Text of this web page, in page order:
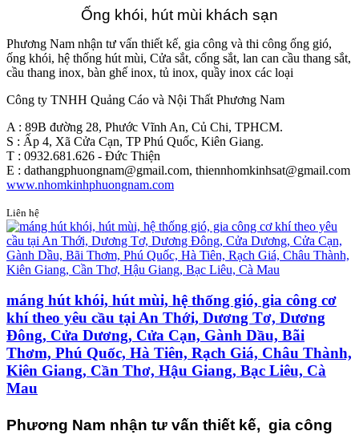
Ống khói, hút mùi khách sạn
Phương Nam nhận tư vấn thiết kế, gia công và thi công ống gió,
ống khói, hệ thống hút mùi, Cửa sắt, cổng sắt, lan can cầu thang sắt,
cầu thang inox, bàn ghế inox, tủ inox, quầy inox các loại
Công ty TNHH Quảng Cáo và Nội Thất Phương Nam
A : 89B đường 28, Phước Vĩnh An, Củ Chi, TPHCM.
S : Ấp 4, Xã Cửa Cạn, TP Phú Quốc, Kiên Giang.
T : 0932.681.626 - Đức Thiện
E : dathangphuongnam@gmail.com, thiennhomkinhsat@gmail.com
www.nhomkinhphuongnam.com
Liên hệ
máng hút khói, hút mùi, hệ thống gió, gia công cơ
khí theo yêu cầu tại An Thới, Dương Tơ, Dương
Đông, Cửa Dương, Cửa Cạn, Gành Dầu, Bãi
Thơm, Phú Quốc, Hà Tiên, Rạch Giá, Châu Thành,
Kiên Giang, Cần Thơ, Hậu Giang, Bạc Liêu, Cà
Mau
Phương Nam nhận tư vấn thiết kế, gia công